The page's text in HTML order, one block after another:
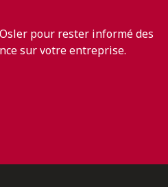
pour rester informé des
sur votre entreprise.